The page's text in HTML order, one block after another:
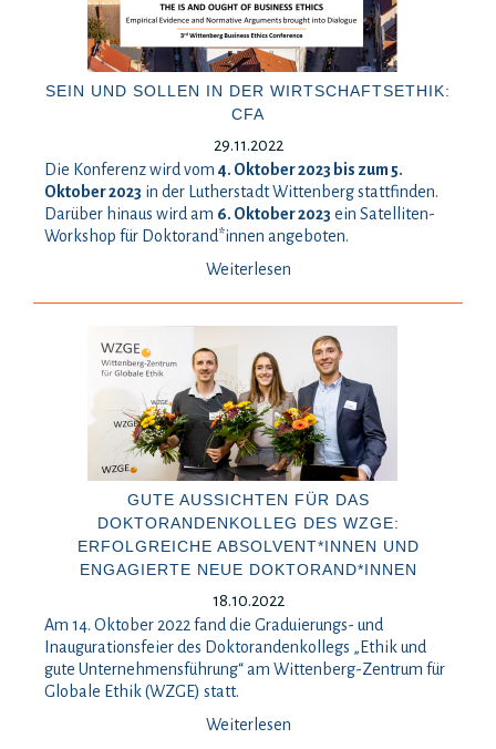
SEIN UND SOLLEN IN DER WIRTSCHAFTSETHIK:
CFA
29.11.2022
Die Konferenz wird vom 4. Oktober 2023 bis zum 5.
Oktober 2023 in der Lutherstadt Wittenberg stattfinden.
Darüber hinaus wird am 6. Oktober 2023 ein Satelliten-
Workshop für Doktorand*innen angeboten.
Weiterlesen
GUTE AUSSICHTEN FÜR DAS
DOKTORANDENKOLLEG DES WZGE:
ERFOLGREICHE ABSOLVENT*INNEN UND
ENGAGIERTE NEUE DOKTORAND*INNEN
18.10.2022
Am 14. Oktober 2022 fand die Graduierungs- und
Inaugurationsfeier des Doktorandenkollegs „Ethik und
gute Unternehmensführung“ am Wittenberg-Zentrum für
Globale Ethik (WZGE) statt.
Weiterlesen